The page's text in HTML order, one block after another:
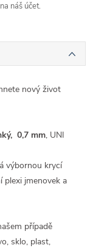
náš účet.
nový život
0,7 mm, UNI
výbornou krycí
plexi jmenovek a
případě
sklo, plast,